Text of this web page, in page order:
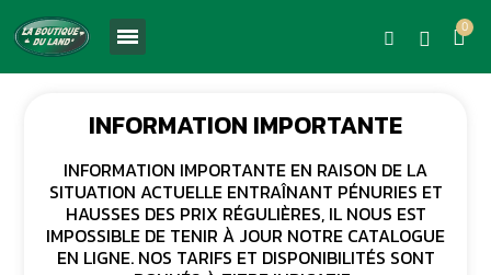
INFORMATION IMPORTANTE
INFORMATION IMPORTANTE EN RAISON DE LA
SITUATION ACTUELLE ENTRAÎNANT PÉNURIES ET
HAUSSES DES PRIX RÉGULIÈRES, IL NOUS EST
IMPOSSIBLE DE TENIR À JOUR NOTRE CATALOGUE
EN LIGNE. NOS TARIFS ET DISPONIBILITÉS SONT